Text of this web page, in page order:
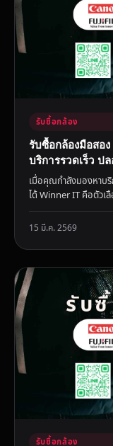
รับซื้อกล้อง
รับซื้อกล้องมือสอ
บริการรวดเร็ว ป
เมื่อคุณกำลังมองหาบริ
ได้ Winner IT คือตัว
15 มี.ค. 2569
รับซื้อกล้อง